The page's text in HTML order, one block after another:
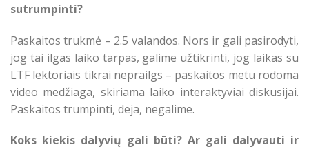
sutrumpinti?
Paskaitos trukmė – 2.5 valandos. Nors ir gali pasirodyti,
jog tai ilgas laiko tarpas, galime užtikrinti, jog laikas su
LTF lektoriais tikrai neprailgs – paskaitos metu rodoma
video medžiaga, skiriama laiko interaktyviai diskusijai.
Paskaitos trumpinti, deja, negalime.
Koks kiekis dalyvių gali būti? Ar gali dalyvauti ir